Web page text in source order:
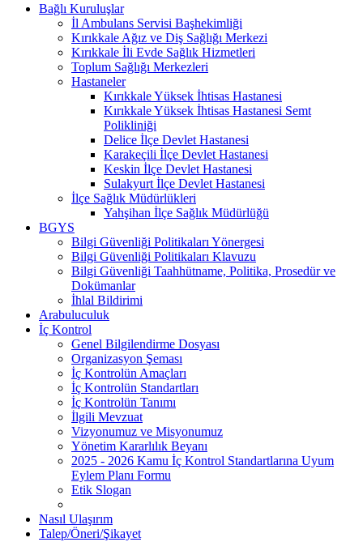
Bağlı Kuruluşlar
İl Ambulans Servisi Başhekimliği
Kırıkkale Ağız ve Diş Sağlığı Merkezi
Kırıkkale İli Evde Sağlık Hizmetleri
Toplum Sağlığı Merkezleri
Hastaneler
Kırıkkale Yüksek İhtisas Hastanesi
Kırıkkale Yüksek İhtisas Hastanesi Semt
Polikliniği
Delice İlçe Devlet Hastanesi
Karakeçili İlçe Devlet Hastanesi
Keskin İlçe Devlet Hastanesi
Sulakyurt İlçe Devlet Hastanesi
İlçe Sağlık Müdürlükleri
Yahşihan İlçe Sağlık Müdürlüğü
BGYS
Bilgi Güvenliği Politikaları Yönergesi
Bilgi Güvenliği Politikaları Klavuzu
Bilgi Güvenliği Taahhütname, Politika, Prosedür ve
Dokümanlar
İhlal Bildirimi
Arabuluculuk
İç Kontrol
Genel Bilgilendirme Dosyası
Organizasyon Şeması
İç Kontrolün Amaçları
İç Kontrolün Standartları
İç Kontrolün Tanımı
İlgili Mevzuat
Vizyonumuz ve Misyonumuz
Yönetim Kararlılık Beyanı
2025 - 2026 Kamu İç Kontrol Standartlarına Uyum
Eylem Planı Formu
Etik Slogan
Nasıl Ulaşırım
Talep/Öneri/Şikayet